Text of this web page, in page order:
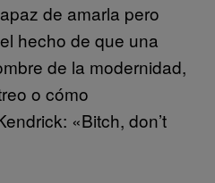
de amarla pero
hecho de que una
de la modernidad,
o cómo
«Bitch, don’t